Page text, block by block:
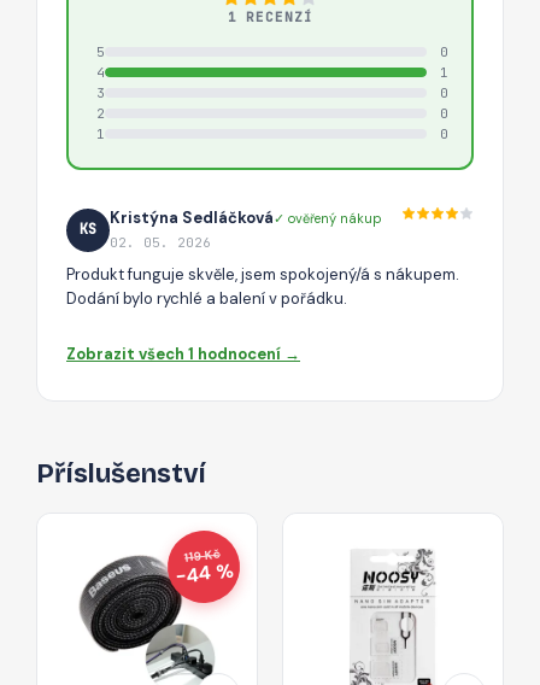
1 RECENZÍ
5
0
4
1
3
0
2
0
1
0
KS
Kristýna Sedláčková✓ ověřený nákup
02. 05. 2026
Produkt funguje skvěle, jsem spokojený/á s nákupem.
Dodání bylo rychlé a balení v pořádku.
Zobrazit všech 1 hodnocení →
Příslušenství
119 Kč
−44 %